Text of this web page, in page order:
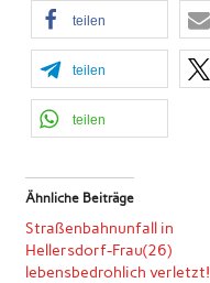
teilen
teilen
teilen
Ähnliche Beiträge
Straßenbahnunfall in
Hellersdorf-Frau(26)
lebensbedrohlich verletzt!